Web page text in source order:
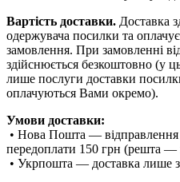
Вартість доставки. Доставка
одержувача посилки та
замовлення. При замовленні
здійснюється безкоштовно (у
лише послуги доставки
оплачуються Вами окремо).
Умови доставки:
• Нова Пошта — відправлення
передоплати 150 грн (решта —
• Укрпошта — доставка лише